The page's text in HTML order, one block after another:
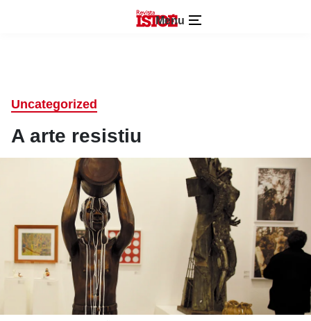
Menu
Uncategorized
A arte resistiu